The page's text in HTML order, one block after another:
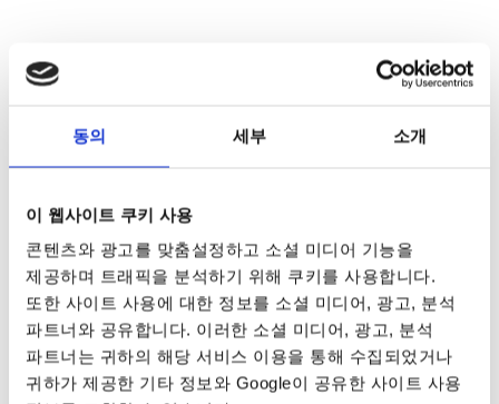
동의 세부 소개
이 웹사이트 쿠키 사용
콘텐츠와 광고를 맞춤설정하고 소셜 미디어 기능을
제공하며 트래픽을 분석하기 위해 쿠키를 사용합니다.
또한 사이트 사용에 대한 정보를 소셜 미디어, 광고, 분석
파트너와 공유합니다. 이러한 소셜 미디어, 광고, 분석
파트너는 귀하의 해당 서비스 이용을 통해 수집되었거나
귀하가 제공한 기타 정보와 Google이 공유한 사이트 사용